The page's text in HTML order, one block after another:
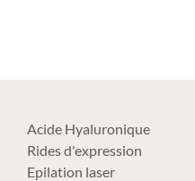
Acide Hyaluronique
Rides d'expression
Epilation laser